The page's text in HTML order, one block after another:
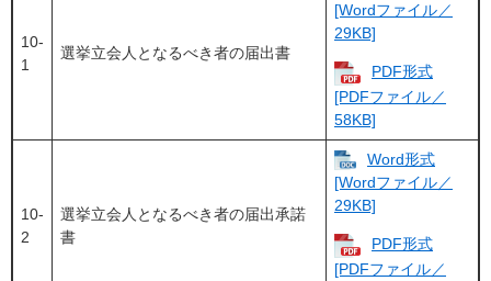
10-
1
選挙立会人となるべき者の届出書
[Wordファイル／
29KB]
PDF形式
[PDFファイル／
58KB]
10-
2
選挙立会人となるべき者の届出承諾
書
Word形式
[Wordファイル／
29KB]
PDF形式
[PDFファイル／